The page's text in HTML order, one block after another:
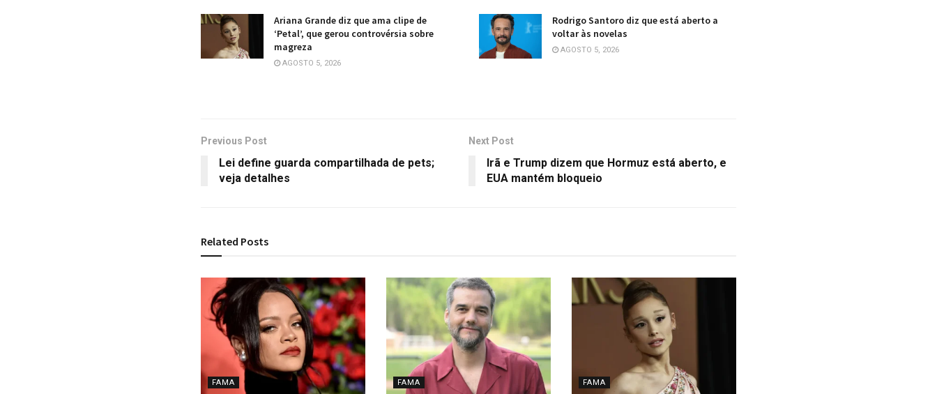
Ariana Grande diz que ama clipe de
‘Petal’, que gerou controvérsia sobre
magreza
AGOSTO 5, 2026
Rodrigo Santoro diz que está aberto a
voltar às novelas
AGOSTO 5, 2026
Previous Post
Lei define guarda compartilhada de pets;
veja detalhes
Next Post
Irã e Trump dizem que Hormuz está aberto, e
EUA mantém bloqueio
Related Posts
FAMA FAMA FAMA